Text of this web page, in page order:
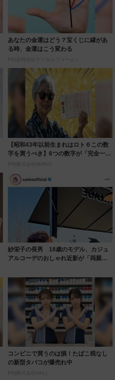
あなたの金運はどう？宝くじに縁があ
る時、金運はこう変わる
PR(合同会社デジタルファーム )
【昭和43年以前生まれはロト６この数
字を買うべき】6つの数字が「完全一
致」する方...
PR(株式会社MURA)
紗栄子の長男 18歳のモデル、カジュ
アルコーデのおしゃれ近影が「両親の
コンビニで買うのは損！たばこ税なし
の新型タバコが爆売れ中
PR(株式会社HAL)